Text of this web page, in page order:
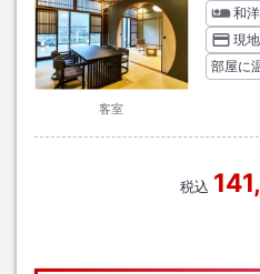
客室
和
現
部屋に
税込